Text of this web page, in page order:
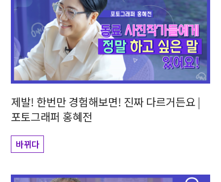
제발! 한번만 경험해보면! 진짜 다르거든요 |
포토그래퍼 홍혜전
바뀌다